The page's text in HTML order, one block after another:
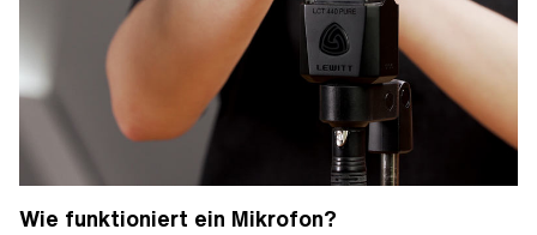
Wie funktioniert ein Mikrofon?